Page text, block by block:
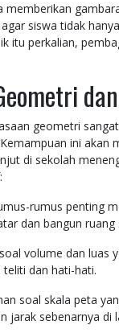
siswa tidak
itu perkalian,
geometri
ini akan
di sekolah
rumus penting
dan bangun ruang
volume dan luas
dan hati-hati.
soal skala peta
jarak sebenarnya di